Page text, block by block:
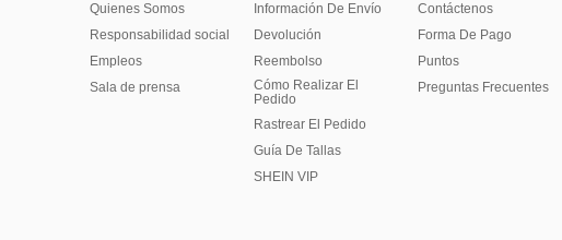
Quienes Somos
Responsabilidad social
Empleos
Sala de prensa
Información De Envío
Devolución
Reembolso
Cómo Realizar El
Pedido
Rastrear El Pedido
Guía De Tallas
SHEIN VIP
Contáctenos
Forma De Pago
Puntos
Preguntas Frecuentes